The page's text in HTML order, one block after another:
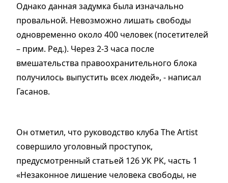
Однако данная задумка была изначально
провальной. Невозможно лишать свободы
одновременно около 400 человек (посетителей
– прим. Ред.). Через 2-3 часа после
вмешательства правоохранительного блока
получилось выпустить всех людей», ­­- написал
Гасанов.
Он отметил, что руководство клуба The Artist
совершило уголовный проступок,
предусмотренный статьей 126 УК РК, часть 1
«Незаконное лишение человека свободы, не